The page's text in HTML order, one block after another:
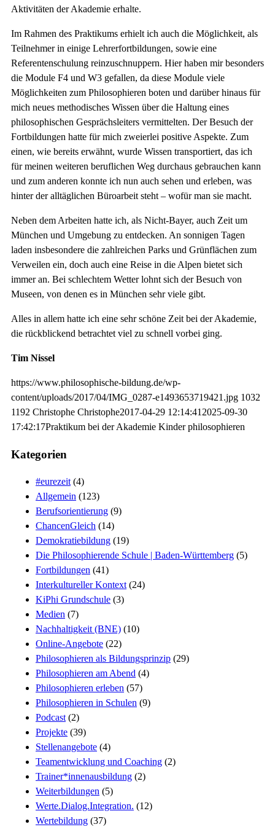
Aktivitäten der Akademie erhalte.
Im Rahmen des Praktikums erhielt ich auch die Möglichkeit, als
Teilnehmer in einige Lehrerfortbildungen, sowie eine
Referentenschulung reinzuschnuppern. Hier haben mir besonders
die Module F4 und W3 gefallen, da diese Module viele
Möglichkeiten zum Philosophieren boten und darüber hinaus für
mich neues methodisches Wissen über die Haltung eines
philosophischen Gesprächsleiters vermittelten. Der Besuch der
Fortbildungen hatte für mich zweierlei positive Aspekte. Zum
einen, wie bereits erwähnt, wurde Wissen transportiert, das ich
für meinen weiteren beruflichen Weg durchaus gebrauchen kann
und zum anderen konnte ich nun auch sehen und erleben, was
hinter der alltäglichen Büroarbeit steht – wofür man sie macht.
Neben dem Arbeiten hatte ich, als Nicht-Bayer, auch Zeit um
München und Umgebung zu entdecken. An sonnigen Tagen
laden insbesondere die zahlreichen Parks und Grünflächen zum
Verweilen ein, doch auch eine Reise in die Alpen bietet sich
immer an. Bei schlechtem Wetter lohnt sich der Besuch von
Museen, von denen es in München sehr viele gibt.
Alles in allem hatte ich eine sehr schöne Zeit bei der Akademie,
die rückblickend betrachtet viel zu schnell vorbei ging.
Tim Nissel
https://www.philosophische-bildung.de/wp-
content/uploads/2017/04/IMG_0287-e1493653719421.jpg 1032
1192 Christophe Christophe2017-04-29 12:14:41 2025-09-30
17:42:17Praktikum bei der Akademie Kinder philosophieren
Kategorien
#eurezeit (4)
Allgemein (123)
Berufsorientierung (9)
ChancenGleich (14)
Demokratiebildung (19)
Die Philosophierende Schule | Baden-Württemberg (5)
Fortbildungen (41)
Interkultureller Kontext (24)
KiPhi Grundschule (3)
Medien (7)
Nachhaltigkeit (BNE) (10)
Online-Angebote (22)
Philosophieren als Bildungsprinzip (29)
Philosophieren am Abend (4)
Philosophieren erleben (57)
Philosophieren in Schulen (9)
Podcast (2)
Projekte (39)
Stellenangebote (4)
Teamentwicklung und Coaching (2)
Trainer*innenausbildung (2)
Weiterbildungen (5)
Werte.Dialog.Integration. (12)
Wertebildung (37)